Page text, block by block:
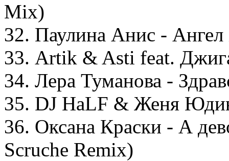
Mix)
32. Паулина Анис - Ангел
33. Artik & Asti feat.
34. Лера Туманова -
35. DJ HaLF & Женя
36. Оксана Краски - А
Scruche Remix)